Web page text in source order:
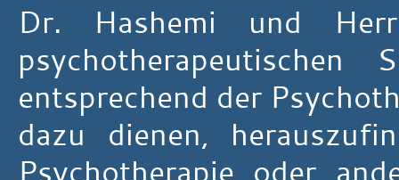
Dr. Hashemi und
psychotherapeutischen
entsprechend der
dazu dienen,
Psychotherapie oder